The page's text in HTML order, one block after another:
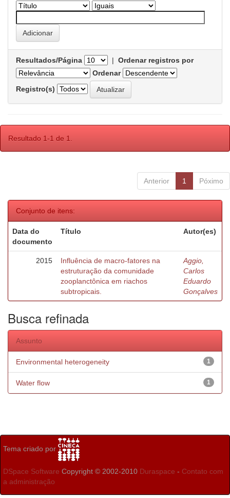
Resultados/Página | Ordenar registros por
Ordenar
Registro(s)
Resultado 1-1 de 1.
Anterior 1 Póximo
Conjunto de itens:
Data do
documento
Título Autor(es)
2015
Influência de macro-fatores na
estruturação da comunidade
zooplanctônica em riachos
subtropicais.
Aggio,
Carlos
Eduardo
Gonçalves
Busca refinada
Assunto
1
Environmental heterogeneity
1
Water flow
Tema criado por
DSpace Software Copyright © 2002-2010 Duraspace - Contato com
a administração